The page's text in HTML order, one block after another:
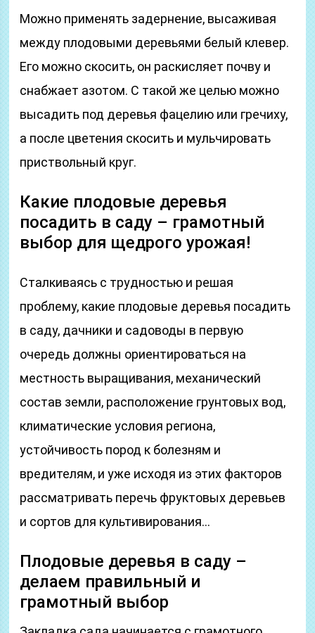
Можно применять задернение, высаживая
между плодовыми деревьями белый клевер.
Его можно скосить, он раскисляет почву и
снабжает азотом. С такой же целью можно
высадить под деревья фацелию или гречиху,
а после цветения скосить и мульчировать
приствольный круг.
Какие плодовые деревья
посадить в саду – грамотный
выбор для щедрого урожая!
Сталкиваясь с трудностью и решая
проблему, какие плодовые деревья посадить
в саду, дачники и садоводы в первую
очередь должны ориентироваться на
местность выращивания, механический
состав земли, расположение грунтовых вод,
климатические условия региона,
устойчивость пород к болезням и
вредителям, и уже исходя из этих факторов
рассматривать перечь фруктовых деревьев
и сортов для культивирования…
Плодовые деревья в саду –
делаем правильный и
грамотный выбор